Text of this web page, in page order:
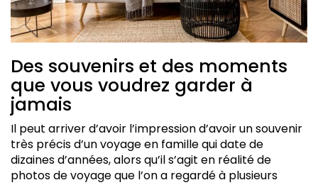
Des souvenirs et des moments
que vous voudrez garder à
jamais
Il peut arriver d’avoir l’impression d’avoir un souvenir
très précis d’un voyage en famille qui date de
dizaines d’années, alors qu’il s’agit en réalité de
photos de voyage que l’on a regardé à plusieurs